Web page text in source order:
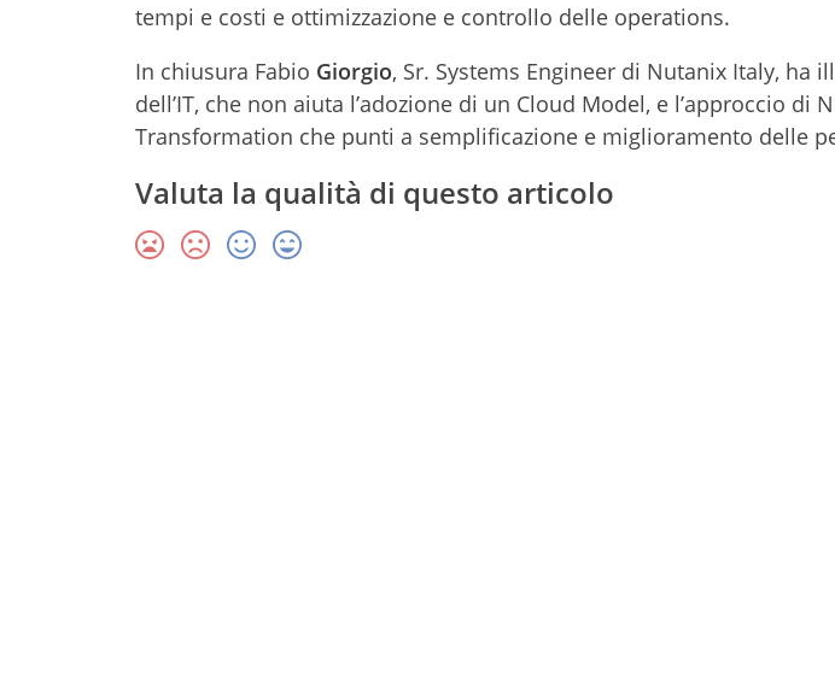
tempi e costi e ottimizzazione e controllo delle operations.
In chiusura Fabio Giorgio, Sr. Systems Engineer di Nutanix Italy, ha
dell’IT, che non aiuta l’adozione di un Cloud Model, e l’approccio di
Transformation che punti a semplificazione e miglioramento delle
Valuta la qualità di questo articolo